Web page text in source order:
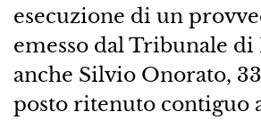
esecuzione di un
emesso dal Tribunale di
anche Silvio Onorato,
posto ritenuto contiguo